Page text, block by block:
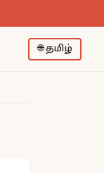
🌐தமிழ்